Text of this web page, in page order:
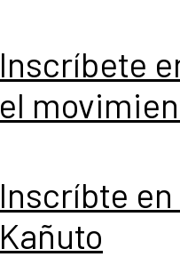
Inscríbete
el
Inscríbte
Kañuto